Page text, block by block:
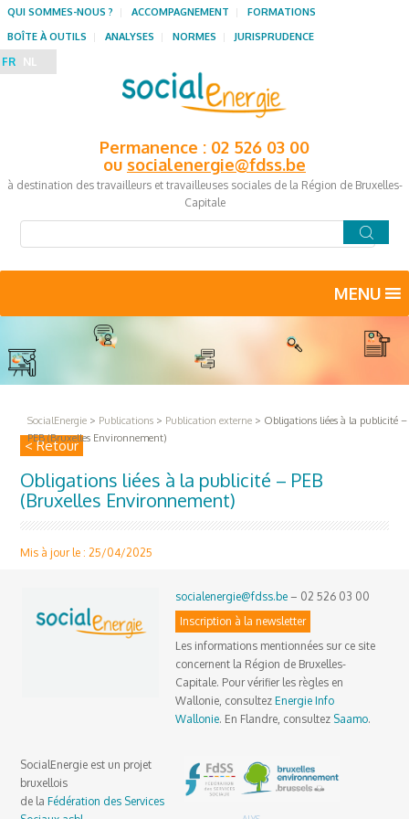
Permanence : 02 526 03 00
ou socialenergie@fdss.be
à destination des travailleurs et travailleuses sociales de la Région de Bruxelles-
Capitale
QUI SOMMES-NOUS ? ACCOMPAGNEMENT
FORMATIONS
BOÎTE À OUTILS
ANALYSES NORMES JURISPRUDENCE
FR NL
MENU
SocialEnergie > Publications > Publication externe > Obligations liées à la publicité –
PEB (Bruxelles Environnement)
< Retour
Obligations liées à la publicité – PEB
(Bruxelles Environnement)
Mis à jour le : 25/04/2025
socialenergie@fdss.be – 02 526 03 00
Inscription à la newsletter
Les informations mentionnées sur ce site
concernent la Région de Bruxelles-
Capitale. Pour vérifier les règles en
Wallonie, consultezEnergie Info
Wallonie. En Flandre, consultez Saamo.
SocialEnergie est un projet
bruxellois
de laFédération des Services